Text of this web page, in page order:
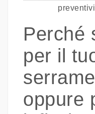
Perché
per il
oppure